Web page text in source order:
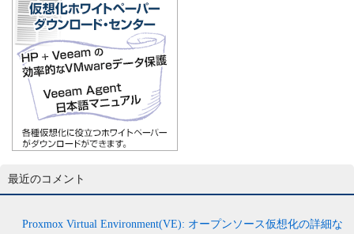
最近のコメント
Proxmox Virtual Environment(VE): オープンソース仮想化の詳細な